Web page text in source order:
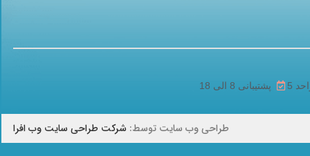
پشتیبانی 8 الی 18
طراحی وب سایت توسط: شرکت طراحی سایت وب افرا